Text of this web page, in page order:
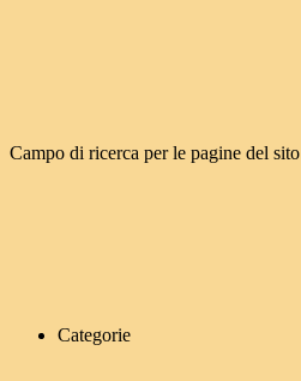
Campo di ricerca per le pagine del sito
Categorie